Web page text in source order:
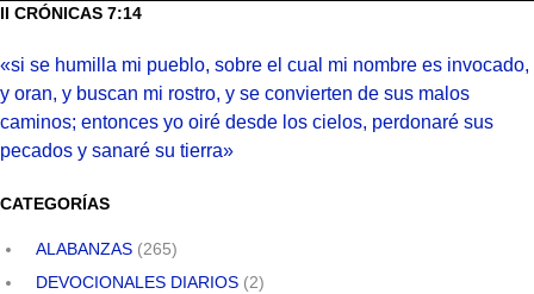
II CRÓNICAS 7:14
«si se humilla mi pueblo, sobre el cual mi nombre es invocado,
y oran, y buscan mi rostro, y se convierten de sus malos
caminos; entonces yo oiré desde los cielos, perdonaré sus
pecados y sanaré su tierra»
CATEGORÍAS
ALABANZAS (265)
DEVOCIONALES DIARIOS (2)